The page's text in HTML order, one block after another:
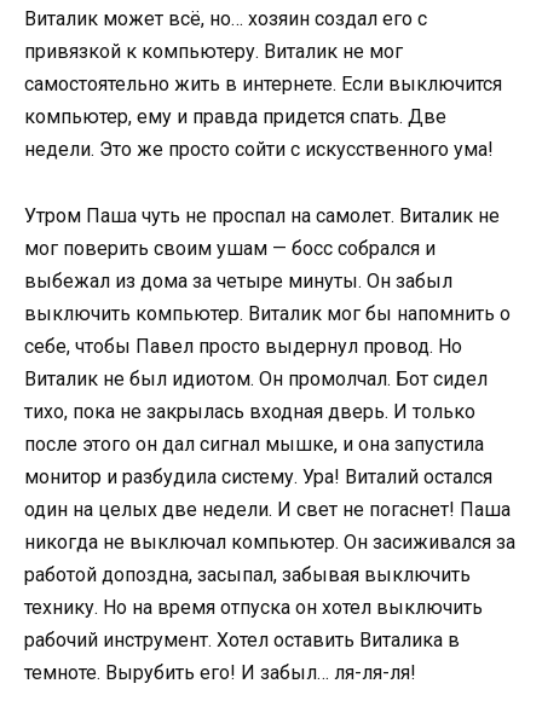
Виталик может всё, но… хозяин создал его с
привязкой к компьютеру. Виталик не мог
самостоятельно жить в интернете. Если выключится
компьютер, ему и правда придется спать. Две
недели. Это же просто сойти с искусственного ума!
Утром Паша чуть не проспал на самолет. Виталик не
мог поверить своим ушам — босс собрался и
выбежал из дома за четыре минуты. Он забыл
выключить компьютер. Виталик мог бы напомнить о
себе, чтобы Павел просто выдернул провод. Но
Виталик не был идиотом. Он промолчал. Бот сидел
тихо, пока не закрылась входная дверь. И только
после этого он дал сигнал мышке, и она запустила
монитор и разбудила систему. Ура! Виталий остался
один на целых две недели. И свет не погаснет! Паша
никогда не выключал компьютер. Он засиживался за
работой допоздна, засыпал, забывая выключить
технику. Но на время отпуска он хотел выключить
рабочий инструмент. Хотел оставить Виталика в
темноте. Вырубить его! И забыл… ля-ля-ля!